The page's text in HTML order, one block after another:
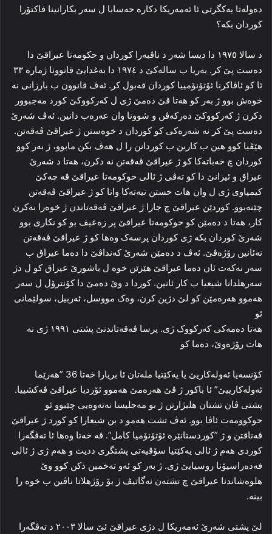
ده‌وله‌تا یه‌کگرتی ئا ئه‌مه‌ریکا دکاره‌ حه‌سابا ل سه‌ر بکارانینا فاکتۆرا
كوردان بکه‌؟
د سالا ۱۹۷٥ دا دیسا شه‌ر د ناڤبه‌را كوردان و حكومەتا عیراقێ دا‌
ده‌ست پێ کر. به‌ریا ب ساله‌کێ د ۱۹۷٤ دا بەغدایێ قانوونا ژمارە ۳۳
ئا کو ئاڤاکرنا ئۆتۆنۆمییا كوردان قه‌بول کر. ئه‌ڤ قانوون ب بارزانی نه‌
خوه‌ش بوو ژ به‌ر کو هه‌تا ڤێ ده‌مێ ژی ل که‌رکووکێ کورد مه‌جبوور
دکرن ژ که‌رکووکێ ده‌رکه‌ڤن و شوونا وان عه‌ره‌ب دانین. ئه‌ڤ شه‌رێ
ده‌ست پێ کر نه‌ شه‌ره‌کی کو كوردان د خوه‌ستن ژ عیراقێ ڤه‌قه‌تن.
هێڤیا کوو هین ب کاربن ب كوردانن را‌ ل هه‌ڤ بکن مابوو، ژ به‌ر کوو
كوردان چ خه‌باته‌کا کو ژ عیراقێ ڤه‌قه‌تن نه‌ دکرن، هه‌تا د شه‌رێ
عیراق و ئیرانێ دا کو ته‌ڤی ژ ئالی حوکومه‌تا عیراقێ ڤه‌ چەكێ
کیمیاوی ژی ل وان هات خستن نیەته‌کا وانا کو ژ عیراقێ ڤه‌قه‌تن
چێنه‌بوو. کوردێن عیراقێ چ جارا ژ عیراقێ ڤه‌قه‌تاندن ژ خوه‌را نه‌کرن
کار، هه‌تا د ده‌مێن کو حوکومه‌تا عیراقێ پر زه‌عیف بو کو نکاری بوو
شه‌رێ کوردان بکە ژی کوردان پرسه‌ک وه‌ها کو ژ عیراقێ ڤه‌قه‌تن
نه‌ئانین رۆژه‌ڤێ. ئه‌ڤ د ده‌مێن شه‌رێ که‌نداڤێ دا‌ ده‌ما عیراق ب
سه‌ر نه‌که‌ت ئان ده‌ما عیراقێ هێزێن خوه‌ ل باشورێ عیراق کو ل دژ
سه‌رهلدانا شیعیا ب کار ئانین. کوردا د وێ‌ ده‌مێ دا کۆنترۆل ل سه‌ر
هه‌موو هه‌ره‌مێن کو لێ دژین کرن، وه‌ک مووسل، ئه‌ربیل، سولێمانی
ئو
هه‌تا ده‌مه‌کی که‌رکووک ژی. پرسا ڤه‌قه‌تاندنێ پشتی ۱۹۹۱ ژی نه‌
هات رۆژه‌وێ، ده‌ما کو
کۆنسه‌یا ئه‌وله‌کاریێ یا یەكێتیا مله‌تان ئا بریارا خەتا 36 ”ھەرێما
ئه‌وله‌کارییێ” ئا باکور ژ ڤێ هه‌ره‌مێ هه‌موو ئۆردیا عیراقێ ڤه‌کشییا.
پشتی ڤان تشتان هلبژارتن ژ بو مه‌جلیسا نه‌ته‌وەیی چێبوو ئو
حوکوومه‌ت ئاڤا بوو. ئه‌ڤ تشت هه‌مو د بن شیعارا کو کورد ژ عیراقێ
ڤه‌ناقتن و ژ ”کوردستانێره‌ ئۆتۆنۆمیا کامل”. ڤه‌ خه‌تا وه‌ها ئا ته‌ڤگه‌را
کوردی هەم ژ ئالی یەكێتیا سۆڤیه‌تی پشتگری ددیت و هەم ژی ژ ئالی
فه‌ده‌راسیۆنا روسیایێ ژی. ژ به‌ر کو ئه‌و ته‌خمین دکن کوو وێ
هلوه‌شاندنا عیراقێ چ تشته‌ن نه‌گاتیڤ ژ بۆ رۆژهلاتا ناڤین ب خوه‌ را
بینه‌.
لێ پشتی شه‌رێ ئەمه‌ریکا ل دژی عیراقێ ئێ سالا ۲۰۰۳ د ته‌ڤگه‌را